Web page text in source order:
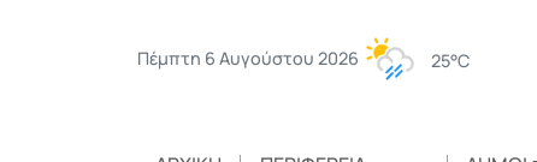
Πέμπτη 6 Αυγούστου 2026 25°C